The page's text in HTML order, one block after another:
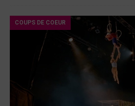
COUPS DE COEUR